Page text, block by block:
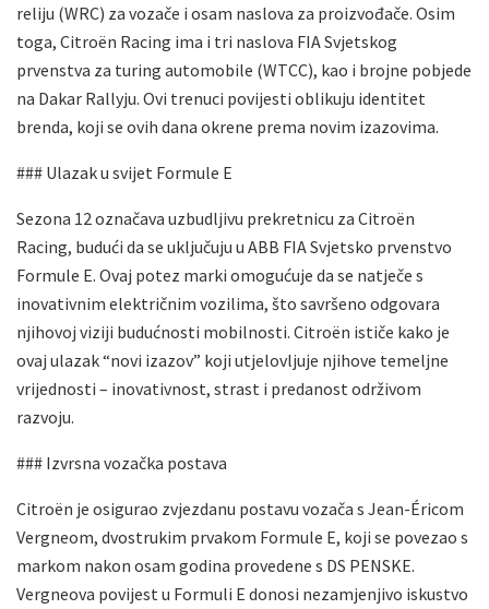
reliju (WRC) za vozače i osam naslova za proizvođače. Osim
toga, Citroën Racing ima i tri naslova FIA Svjetskog
prvenstva za turing automobile (WTCC), kao i brojne pobjede
na Dakar Rallyju. Ovi trenuci povijesti oblikuju identitet
brenda, koji se ovih dana okrene prema novim izazovima.
### Ulazak u svijet Formule E
Sezona 12 označava uzbudljivu prekretnicu za Citroën
Racing, budući da se uključuju u ABB FIA Svjetsko prvenstvo
Formule E. Ovaj potez marki omogućuje da se natječe s
inovativnim električnim vozilima, što savršeno odgovara
njihovoj viziji budućnosti mobilnosti. Citroën ističe kako je
ovaj ulazak “novi izazov” koji utjelovljuje njihove temeljne
vrijednosti – inovativnost, strast i predanost održivom
razvoju.
### Izvrsna vozačka postava
Citroën je osigurao zvjezdanu postavu vozača s Jean-Éricom
Vergneom, dvostrukim prvakom Formule E, koji se povezao s
markom nakon osam godina provedene s DS PENSKE.
Vergneova povijest u Formuli E donosi nezamjenjivo iskustvo